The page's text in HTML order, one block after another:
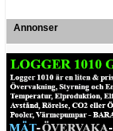
Annonser